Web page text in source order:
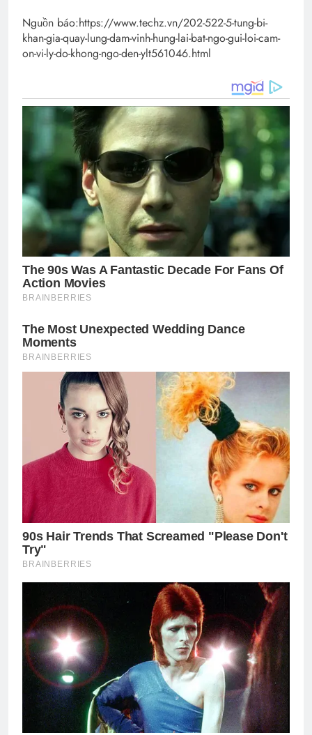
Nguồn báo:https://www.techz.vn/202-522-5-tung-bi-
khan-gia-quay-lung-dam-vinh-hung-lai-bat-ngo-gui-loi-cam-
on-vi-ly-do-khong-ngo-den-ylt561046.html